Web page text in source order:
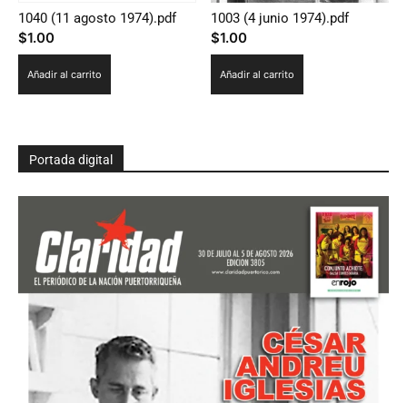
1040 (11 agosto 1974).pdf
$1.00
Añadir al carrito
1003 (4 junio 1974).pdf
$1.00
Añadir al carrito
Portada digital